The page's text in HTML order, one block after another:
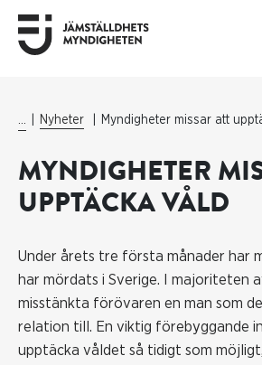
... Nyheter Myndigheter missar att
MYNDIGHETER
UPPTÄCKA VÅLD
Under årets tre första månader har
har mördats i Sverige. I majoriteten
misstänkta förövaren en man som
relation till. En viktig förebyggande
upptäcka våldet så tidigt som